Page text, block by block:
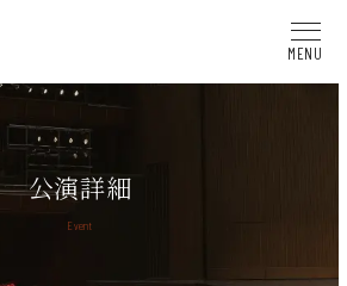
MENU
公演詳細
Event